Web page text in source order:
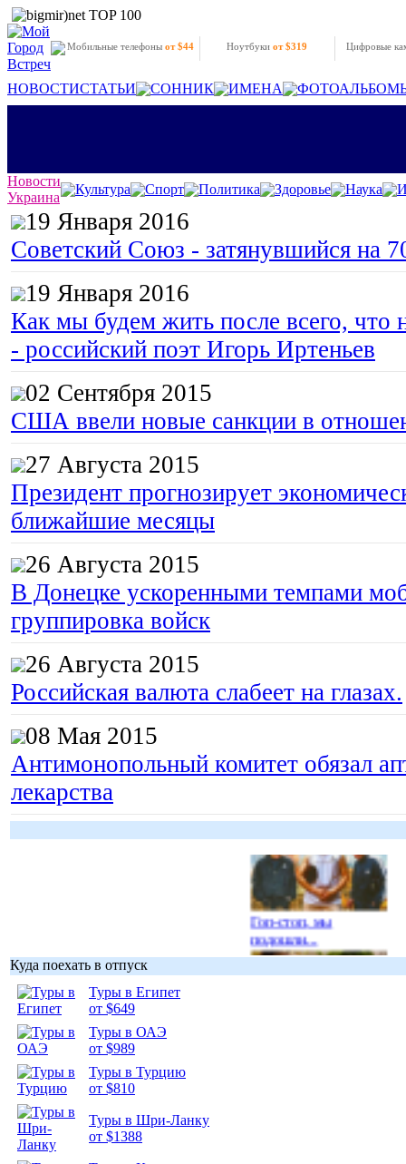
Мобильные телефоны от $44 Ноутбукиот $319 Цифровые
НОВОСТИСТАТЬИ СОННИК ИМЕНА
Новости
Украина
Культура Спорт Политика Здоровье Наука
19 Января 2016
Советский Союз - затянувшийся на
19 Января 2016
Как мы будем жить после всего, что
- российский поэт Игорь Иртеньев
02 Сентября 2015
США ввели новые санкции в
27 Августа 2015
Президент прогнозирует
ближайшие месяцы
26 Августа 2015
В Донецке ускоренными темпами
группировка войск
26 Августа 2015
Российская валюта слабеет на глазах.
08 Мая 2015
Антимонопольный комитет обязал
лекарства
Гоп-стоп, мы
подошли...
Куда поехать в отпуск
Туры в Египет
от $649
Туры в ОАЭ
от $989
Туры в Турцию
от $810
Туры в Шри-Ланку
от $1388